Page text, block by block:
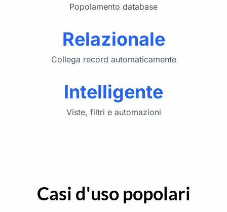
Popolamento database
Relazionale
Collega record automaticamente
Intelligente
Viste, filtri e automazioni
Casi d'uso popolari